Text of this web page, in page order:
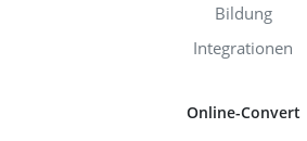
Bildung
Integrationen
Online-Convert